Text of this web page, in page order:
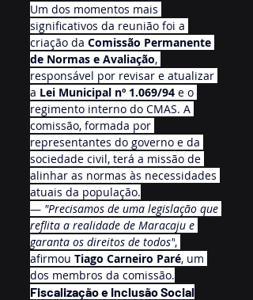
Um dos momentos mais
significativos da reunião foi a
criação da Comissão Permanente
de Normas e Avaliação,
responsável por revisar e atualizar
a Lei Municipal nº 1.069/94 e o
regimento interno do CMAS. A
comissão, formada por
representantes do governo e da
sociedade civil, terá a missão de
alinhar as normas às necessidades
atuais da população.
— "Precisamos de uma legislação que
reflita a realidade de Maracaju e
garanta os direitos de todos",
afirmou Tiago Carneiro Paré, um
dos membros da comissão.
Fiscalização e Inclusão Social